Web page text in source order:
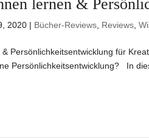
lernen &
2020 | Bücher-Reviews Reviews ,
Persönlichkeitsentwicklung für
Persönlichkeitsentwicklung? In